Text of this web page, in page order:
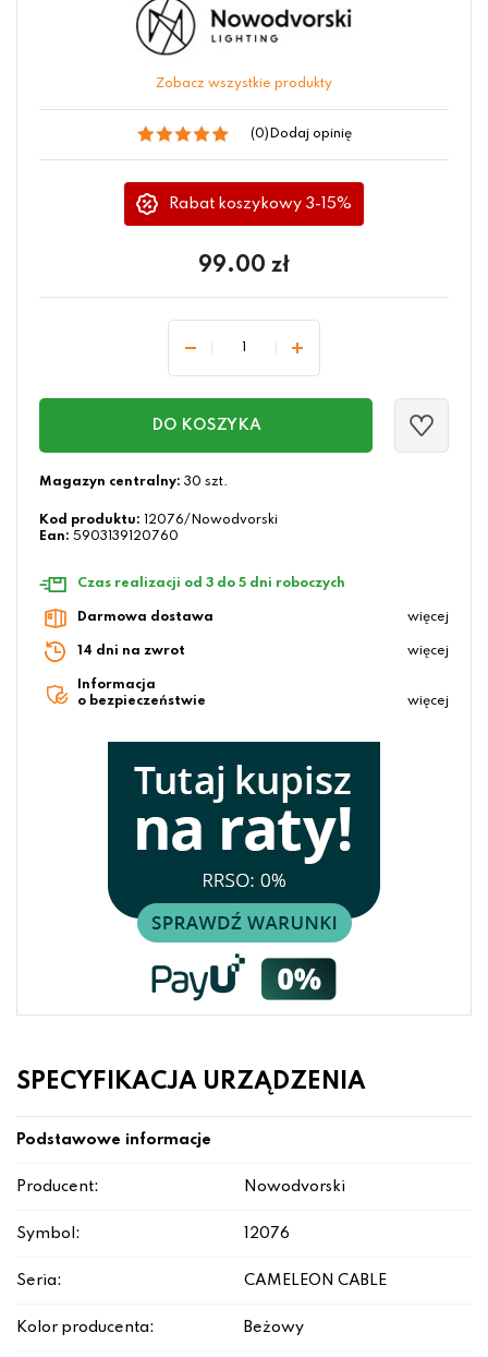
Zobacz wszystkie produkty
(0) Dodaj opinię
Rabat koszykowy 3-15%
99.00 zł
DO KOSZYKA
Magazyn centralny: 30 szt.
Kod produktu:
12076/Nowodvorski
Ean: 5903139120760
Czas realizacji od 3 do 5 dni roboczych
Darmowa dostawa więcej
14 dni na zwrot więcej
Informacja
o bezpieczeństwie
więcej
SPECYFIKACJA URZĄDZENIA
Podstawowe informacje
Producent: Nowodvorski
Symbol: 12076
Seria: CAMELEON CABLE
Kolor producenta: Beżowy